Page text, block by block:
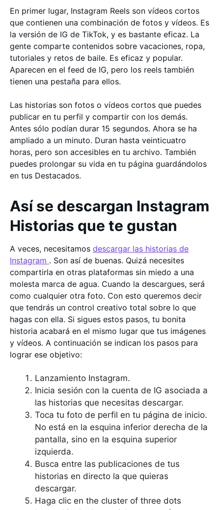
En primer lugar, Instagram Reels son vídeos cortos
que contienen una combinación de fotos y vídeos. Es
la versión de IG de TikTok, y es bastante eficaz. La
gente comparte contenidos sobre vacaciones, ropa,
tutoriales y retos de baile. Es eficaz y popular.
Aparecen en el feed de IG, pero los reels también
tienen una pestaña para ellos.
Las historias son fotos o vídeos cortos que puedes
publicar en tu perfil y compartir con los demás.
Antes sólo podían durar 15 segundos. Ahora se ha
ampliado a un minuto. Duran hasta veinticuatro
horas, pero son accesibles en tu archivo. También
puedes prolongar su vida en tu página guardándolos
en tus Destacados.
Así se descargan Instagram
Historias que te gustan
A veces, necesitamos descargar las historias de
Instagram . Son así de buenas. Quizá necesites
compartirla en otras plataformas sin miedo a una
molesta marca de agua. Cuando la descargues, será
como cualquier otra foto. Con esto queremos decir
que tendrás un control creativo total sobre lo que
hagas con ella. Si sigues estos pasos, tu bonita
historia acabará en el mismo lugar que tus imágenes
y vídeos. A continuación se indican los pasos para
lograr ese objetivo:
Lanzamiento Instagram.
Inicia sesión con la cuenta de IG asociada a
las historias que necesitas descargar.
Toca tu foto de perfil en tu página de inicio.
No está en la esquina inferior derecha de la
pantalla, sino en la esquina superior
izquierda.
Busca entre las publicaciones de tus
historias en directo la que quieras
descargar.
Haga clic en the cluster of three dots